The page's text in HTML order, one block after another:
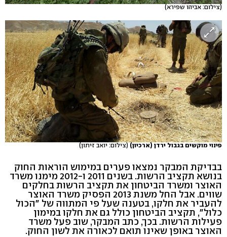
(צילום: אביהו שפירא)
פינוי מוקשים בגבול ירדן (ארכיון)(צילום: יואב זיתון)
בבדיקת המבקר נמצאו פערים במימוש הוראות החוק
בנושא תקציב הרשות. בשנים 2011 ו-2012 מימנו משרד
האוצר ומשרד הביטחון את תקציב הרשות בחלקים
שווים. אבל החל משנת 2013 הפסיק משרד האוצר
להעביר את חלקו, בטענה שעל פי המתווה של "הכול
כלול", תקציב הביטחון כולל גם את חלקו במימון
פעילות הרשות. בכך, כתב המבקר, שוב פעל משרד
האוצר באופן שאינו תואם לכאורה את לשון החוק.